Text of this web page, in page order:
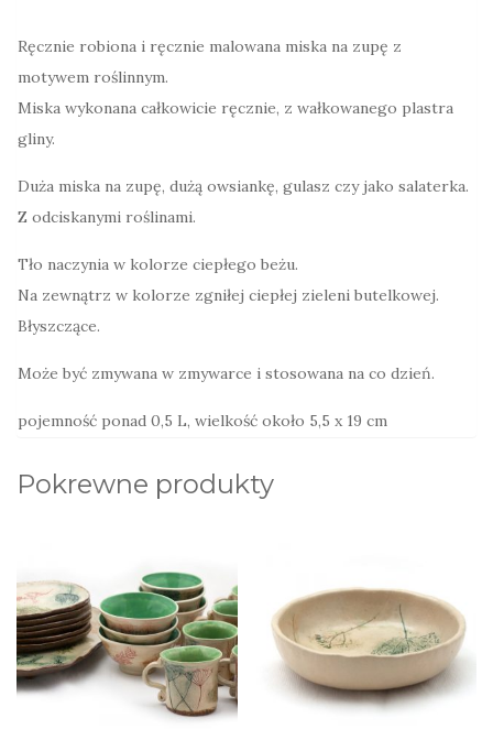
Ręcznie robiona i ręcznie malowana miska na zupę z
motywem roślinnym.
Miska wykonana całkowicie ręcznie, z wałkowanego plastra
gliny.
Duża miska na zupę, dużą owsiankę, gulasz czy jako salaterka.
Z odciskanymi roślinami.
Tło naczynia w kolorze ciepłego beżu.
Na zewnątrz w kolorze zgniłej ciepłej zieleni butelkowej.
Błyszczące.
Może być zmywana w zmywarce i stosowana na co dzień.
pojemność ponad 0,5 L, wielkość około 5,5 x 19 cm
Pokrewne produkty